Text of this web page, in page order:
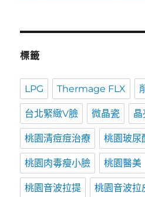
標籤
LPG Thermage FLX
台北緊緻V臉 微晶瓷 晶
桃園清痘痘治療 桃園玻尿
桃園肉毒瘦小臉 桃園醫美
桃園音波拉提 桃園音波拉